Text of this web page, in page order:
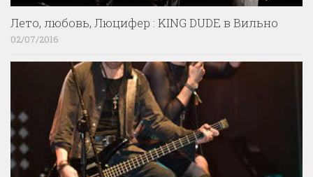
Лето, любовь, Люцифер : KING DUDE в Вильно
02/07/2016